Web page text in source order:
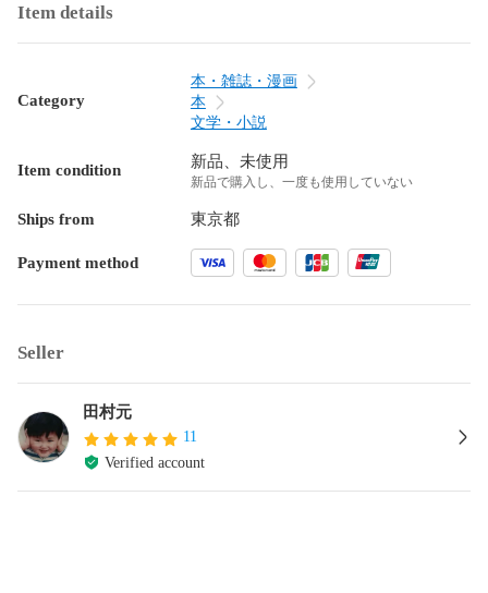
Item details
Category
本・雑誌・漫画
本
文学・小説
Item condition 新品、未使用
新品で購入し、一度も使用していない
Ships from 東京都
Payment method
Seller
田村元
11
Verified account